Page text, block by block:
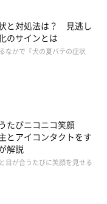
気分の変化が関係して
と対処法は？ 見逃し
のサインとは
なかで『犬の夏バテの症状
たびニコニコ笑顔
アイコンタクトをす
解説
目が合うたびに笑顔を見せる